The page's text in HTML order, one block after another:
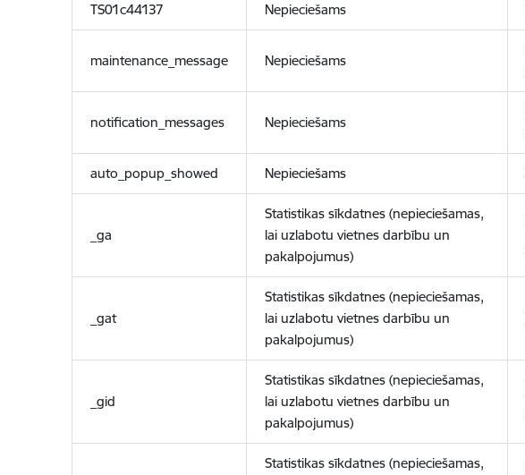
TS01c44137 Nepieciešams
maintenance_message Nepieciešams
notification_messages Nepieciešams
auto_popup_showed Nepieciešams
_ga
Statistikas sīkdatnes (nepieciešamas,
lai uzlabotu vietnes darbību un
pakalpojumus)
_gat
Statistikas sīkdatnes (nepieciešamas,
lai uzlabotu vietnes darbību un
pakalpojumus)
_gid
Statistikas sīkdatnes (nepieciešamas,
lai uzlabotu vietnes darbību un
pakalpojumus)
Statistikas sīkdatnes (nepieciešamas,